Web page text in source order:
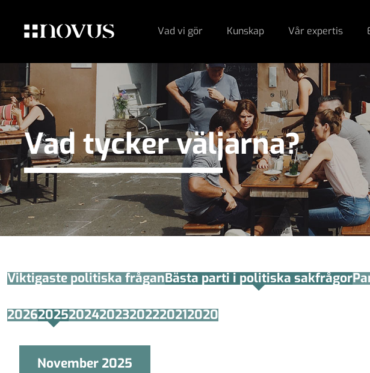
Vad vi gör Kunskap Vår expertis
Vad tycker väljarna?
Viktigaste politiska fråganBästa parti i politiska sakfrågor
2026202520242023202220212020
November 2025